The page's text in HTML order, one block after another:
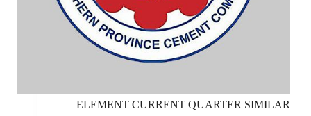
ELEMENT CURRENT QUARTER SIMILAR